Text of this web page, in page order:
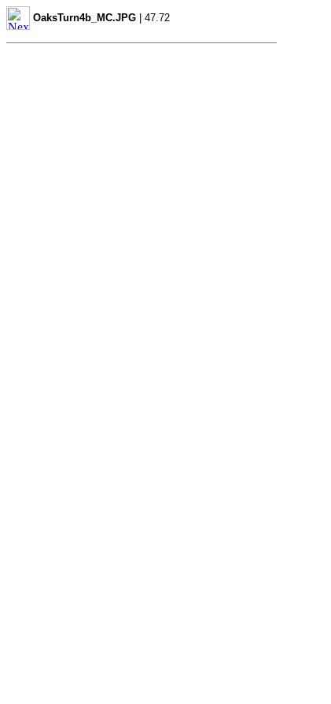
OaksTurn4b_MC.JPG | 47.72